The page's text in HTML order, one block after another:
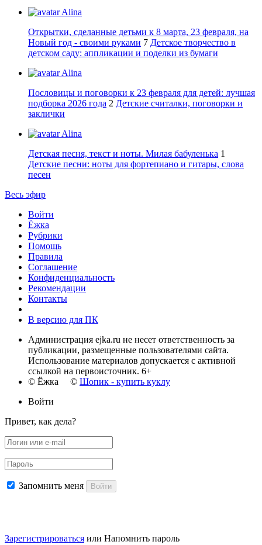
Alina
Открытки, сделанные детьми к 8 марта, 23 февраля, на
Новый год - своими руками 7 Детское творчество в
детском саду: аппликации и поделки из бумаги
Alina
Пословицы и поговорки к 23 февраля для детей: лучшая
подборка 2026 года 2 Детские считалки, поговорки и
заклички
Alina
Детская песня, текст и ноты. Милая бабуленька 1
Детские песни: ноты для фортепиано и гитары, слова
песен
Весь эфир
Войти
Ёжка
Рубрики
Помощь
Правила
Соглашение
Конфиденциальность
Рекомендации
Контакты
В версию для ПК
Администрация ejka.ru не несет ответственность за
публикации, размещенные пользователями сайта.
Использование материалов допускается с активной
ссылкой на первоисточник. 6+
© Ёжка © Шопик - купить куклу
Войти
Привет, как дела?
Запомнить меня Войти
Зарегистрироваться или Напомнить пароль